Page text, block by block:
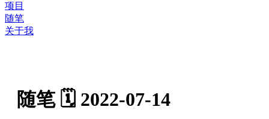
项目
随笔
关于我
随笔 🗓️ 2022-07-14